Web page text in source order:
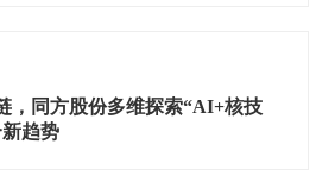
，同方股份多维探索“AI+核技
趋势